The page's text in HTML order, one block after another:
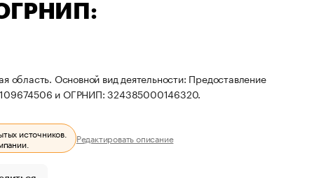
Основной вид деятельности: Предоставление
и ОГРНИП: 324385000146320.
источников.
Редактировать описание